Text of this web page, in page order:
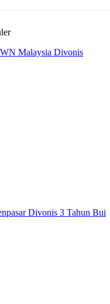
Malaysia Divonis
Divonis 3 Tahun Bui